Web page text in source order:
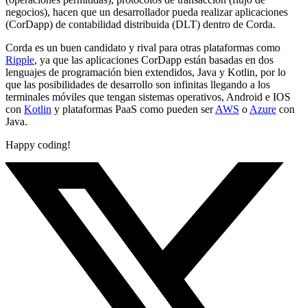
negocios), hacen que un desarrollador pueda realizar aplicaciones
(CorDapp) de contabilidad distribuida (DLT) dentro de Corda.
Corda es un buen candidato y rival para otras plataformas como
Ripple, ya que las aplicaciones CorDapp están basadas en dos
lenguajes de programación bien extendidos, Java y Kotlin, por lo
que las posibilidades de desarrollo son infinitas llegando a los
terminales móviles que tengan sistemas operativos, Android e IOS
con Kotlin y plataformas PaaS como pueden serAWS o Azure con
Java.
Happy coding!